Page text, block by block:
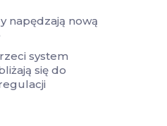
napędzają nową
system
się do